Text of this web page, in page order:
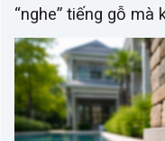
“nghe” tiếng gỗ